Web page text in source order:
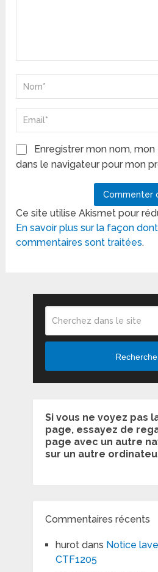
Enregistrer mon nom,
dans le navigateur pour mon
Ce site utilise Akismet pour
En savoir plus sur la façon
commentaires sont traitées.
Recherche
Si vous ne voyez pas
page, essayez de
page avec un autre
sur un autre
Commentaires récents
hurotdans Notice
CTF1205